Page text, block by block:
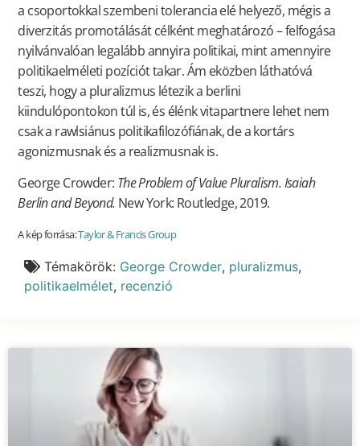
a csoportokkal szembeni tolerancia elé helyező, mégis a
diverzitás promotálását célként meghatározó – felfogása
nyilvánvalóan legalább annyira politikai, mint amennyire
politikaelméleti pozíciót takar. Ám eközben láthatóvá
teszi, hogy a pluralizmus létezik a berlini
kiindulópontokon túl is, és élénk vitapartnere lehet nem
csak a rawlsiánus politikafilozófiának, de a kortárs
agonizmusnak és a realizmusnak is.
George Crowder: The Problem of Value Pluralism. Isaiah
Berlin and Beyond. New York: Routledge, 2019.
A kép forrása:Taylor & Francis Group
Témakörök: George Crowder, pluralizmus,
politikaelmélet, recenzió